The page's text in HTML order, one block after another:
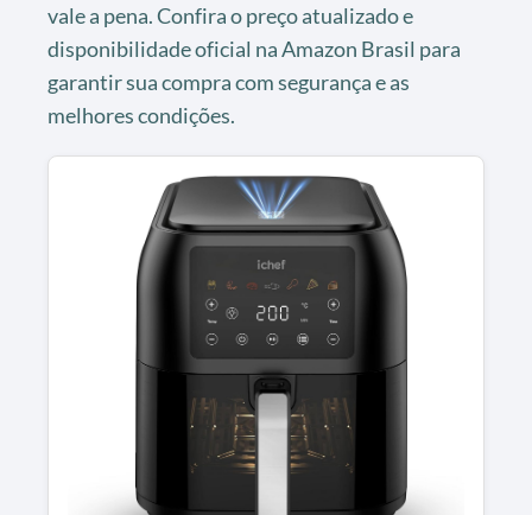
vale a pena. Confira o preço atualizado e
disponibilidade oficial na Amazon Brasil para
garantir sua compra com segurança e as
melhores condições.